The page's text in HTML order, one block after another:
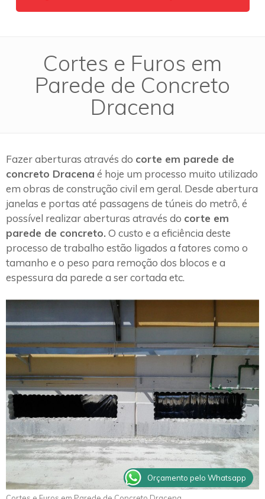
Cortes e Furos em
Parede de Concreto
Dracena
Fazer aberturas através do corte em parede de
concreto Dracena é hoje um processo muito utilizado
em obras de construção civil em geral. Desde abertura
janelas e portas até passagens de túneis do metrô, é
possível realizar aberturas através do corte em
parede de concreto. O custo e a eficiência deste
processo de trabalho estão ligados a fatores como o
tamanho e o peso para remoção dos blocos e a
espessura da parede a ser cortada etc.
Orçamento pelo Whatsapp